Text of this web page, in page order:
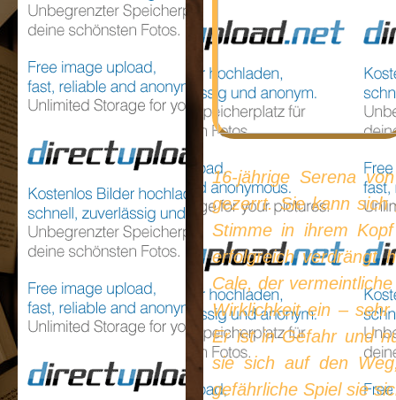
16-jährige Serena
gezerrt. Sie kann
Stimme in ihrem
erfolgreich verdrängt
Cale, der
Wirklichkeit ein –
Er ist in Gefahr und
sie sich auf den
gefährliche Spiel sie